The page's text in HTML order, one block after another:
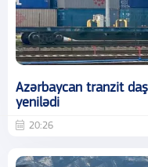
Azərbaycan tranzit
yenilədi
20:26